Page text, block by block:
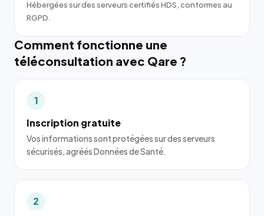
Hébergées sur des serveurs certifiés HDS, conformes au
RGPD.
Comment fonctionne une
téléconsultation avec Qare ?
1
Inscription gratuite
Vos informations sont protégées sur des serveurs
sécurisés, agréés Données de Santé.
2